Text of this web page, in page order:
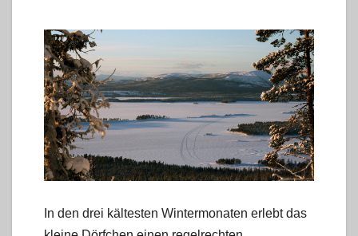
In den drei kältesten Wintermonaten erlebt das